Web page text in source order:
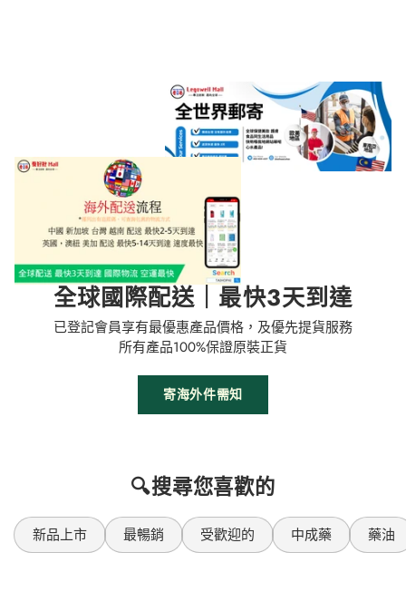
全球國際配送｜最快3天到達
已登記會員享有最優惠產品價格，及優先提貨服務
所有產品100%保證原裝正貨
寄海外件需知
🔍搜尋您喜歡的
新品上市 最暢銷 受歡迎的 中成藥 藥油